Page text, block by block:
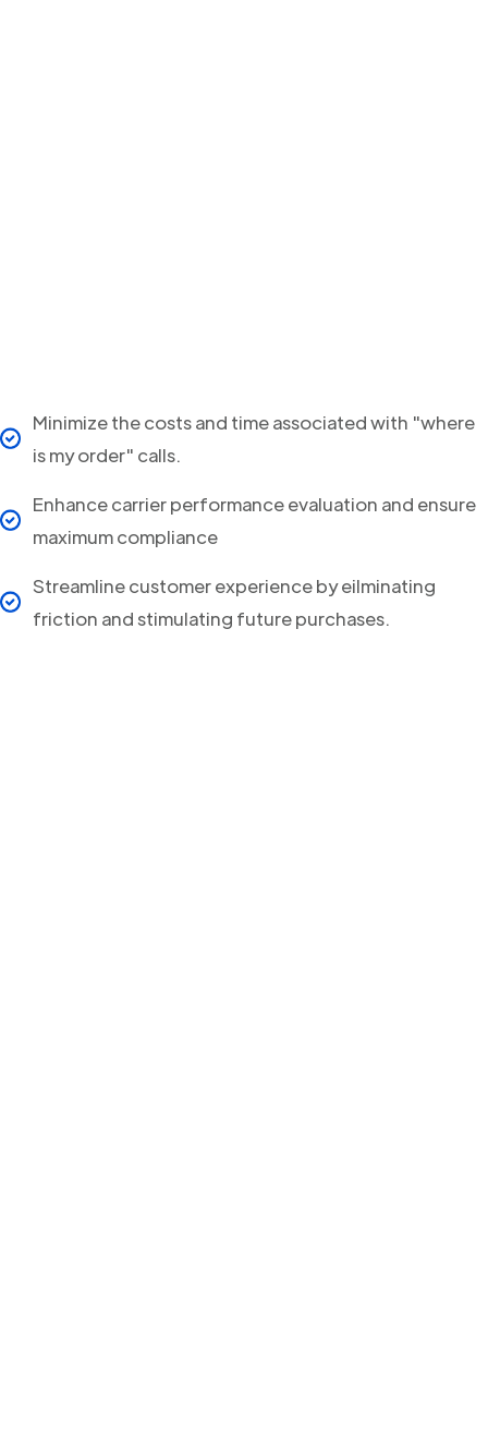
Minimize the costs and time associated with "where
is my order" calls.
Enhance carrier performance evaluation and ensure
maximum compliance
Streamline customer experience by eilminating
friction and stimulating future purchases.